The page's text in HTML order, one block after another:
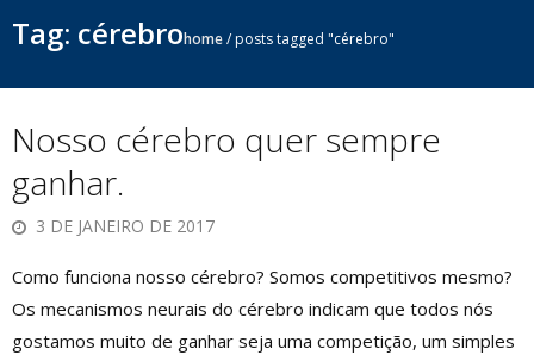
Tag: cérebrohome/posts tagged "cérebro"
Nosso cérebro quer sempre
ganhar.
3 DE JANEIRO DE 2017
Como funciona nosso cérebro? Somos competitivos mesmo?
Os mecanismos neurais do cérebro indicam que todos nós
gostamos muito de ganhar seja uma competição, um simples